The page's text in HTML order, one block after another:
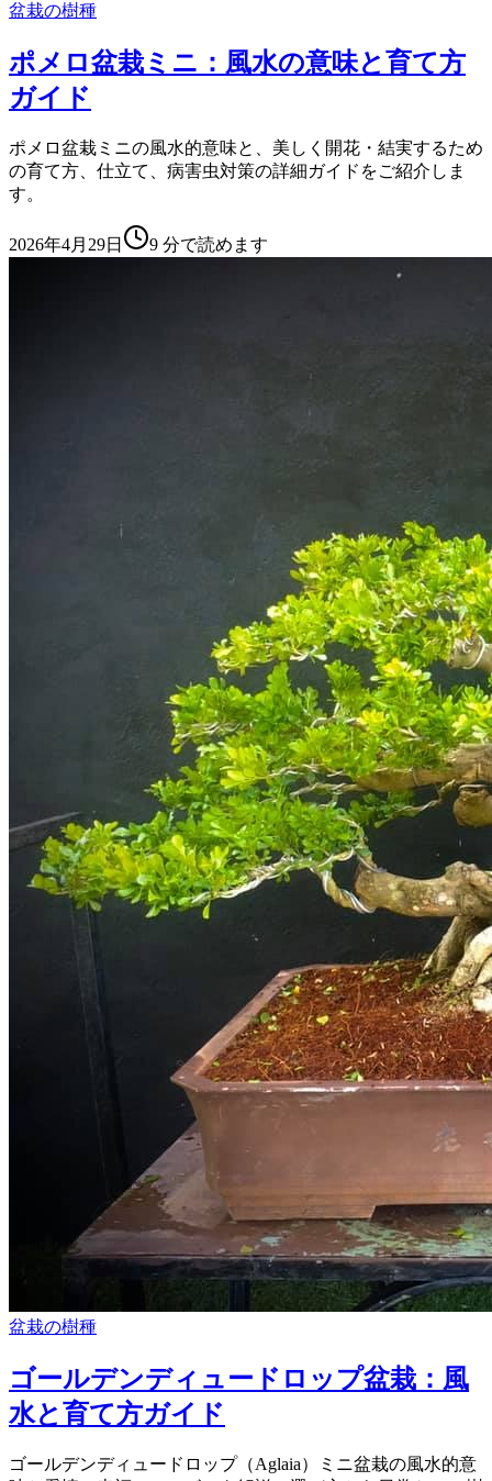
盆栽の樹種
ポメロ盆栽ミニ：風水の意味と育て方
ガイド
ポメロ盆栽ミニの風水的意味と、美しく開花・結実するため
の育て方、仕立て、病害虫対策の詳細ガイドをご紹介しま
す。
2026年4月29日 9 分で読めます
盆栽の樹種
ゴールデンディュードロップ盆栽：風
水と育て方ガイド
ゴールデンディュードロップ（Aglaia）ミニ盆栽の風水的意